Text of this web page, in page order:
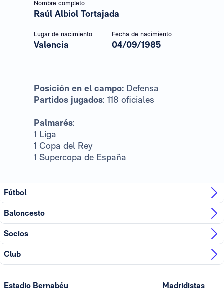
Nombre completo
Raúl Albiol Tortajada
Lugar de nacimiento
Valencia
Fecha de nacimiento
04/09/1985
Posición en el campo: Defensa
Partidos jugados: 118 oficiales
Palmarés:
1 Liga
1 Copa del Rey
1 Supercopa de España
Fútbol
Baloncesto
Socios
Club
Estadio Bernabéu Madridistas